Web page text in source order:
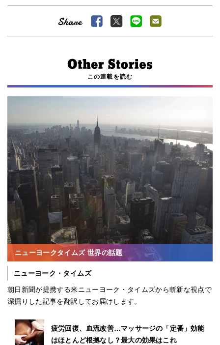
この連載を読む
ニューヨークタイムズ 世界の話題
ニューヨーク・タイムズ
朝日新聞が提携する米ニューヨーク・タイムズから斬新な視点で
深掘りした記事を翻訳してお届けします。
疲労回復、血流改善…マッサージの「定番」効能
はほとんど根拠なし？最大の効果はこれ